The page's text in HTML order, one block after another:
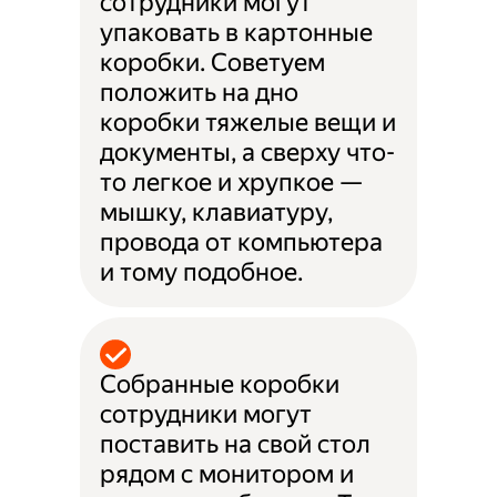
упаковать в картонные
коробки. Советуем
положить на дно
коробки тяжелые вещи и
документы, а сверху что-
то легкое и хрупкое —
мышку, клавиатуру,
провода от компьютера
и тому подобное.
Собранные коробки
сотрудники могут
поставить на свой стол
рядом с монитором и